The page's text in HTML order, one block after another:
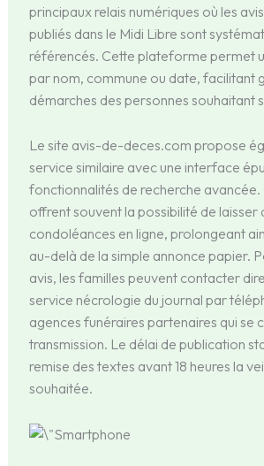
principaux relais numériques où les
publiés dans le Midi Libre sont
référencés. Cette plateforme permet
par nom, commune ou date, facilitant
démarches des personnes souhaitant
Le site avis-de-deces.com propose
service similaire avec une interface
fonctionnalités de recherche
offrent souvent la possibilité de laisser
condoléances en ligne, prolongeant
au-delà de la simple annonce papier.
avis, les familles peuvent contacter
service nécrologie du journal par
agences funéraires partenaires qui se
transmission. Le délai de publication
remise des textes avant 18 heures la
souhaitée.